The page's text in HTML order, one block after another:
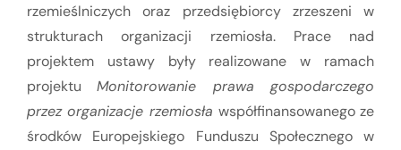
rzemieślniczych oraz przedsiębiorcy zrzeszeni w
strukturach organizacji rzemiosła. Prace nad
projektem ustawy były realizowane w ramach
projektuMonitorowanie prawa gospodarczego
przez organizacje rzemiosła współfinansowanego ze
środków Europejskiego Funduszu Społecznego w